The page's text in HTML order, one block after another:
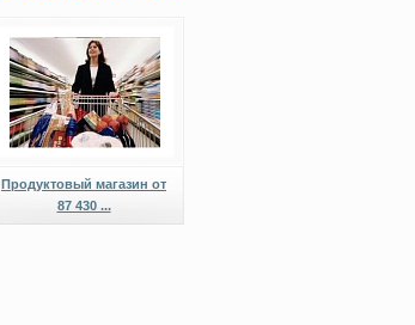
Продуктовый магазин от
87 430 ...